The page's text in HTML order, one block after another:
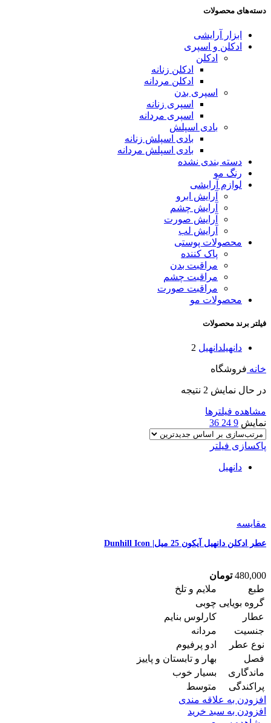
دسته‌های محصولات
ابزار آرایشی
ادکلن و اسپری
ادکلن
ادکلن زنانه
ادکلن مردانه
اسپری بدن
اسپری زنانه
اسپری مردانه
بادی اسپلش
بادی اسپلش زنانه
بادی اسپلش مردانه
دسته بندی نشده
رنگ مو
لوازم آرایشی
آرایش ابرو
آرایش چشم
آرایش صورت
آرایش لب
محصولات پوستی
پاک کننده
مراقبت بدن
مراقبت چشم
مراقبت صورت
محصولات مو
فیلتر برند محصولات
دانهیلدانهیل 2
خانه فروشگاه
در حال نمایش 2 نتیجه
مشاهده فیلترها
نمایش 9
24
36
پاکسازی فیلتر
دانهیل
مقایسه
عطر ادکلن دانهیل آیکون 25 میل| Dunhill Icon
480,000 تومان
طبع
ملایم و تلخ
گروه بویایی چوبی
عطار
کارلوس بنایم
جنسیت
مردانه
نوع عطر
ادو پرفیوم
فصل
بهار و تابستان و پاییز
ماندگاری
بسیار خوب
پراکندگی
متوسط
افزودن به علاقه مندی
افزودن به سبد خرید